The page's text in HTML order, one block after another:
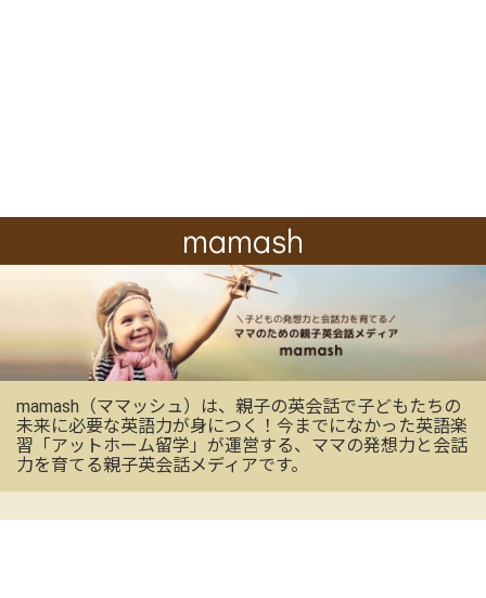
mamash
mamash（ママッシュ）は、親子の英会話で子どもたちの
未来に必要な英語力が身につく！今までになかった英語楽
習「アットホーム留学」が運営する、ママの発想力と会話
力を育てる親子英会話メディアです。